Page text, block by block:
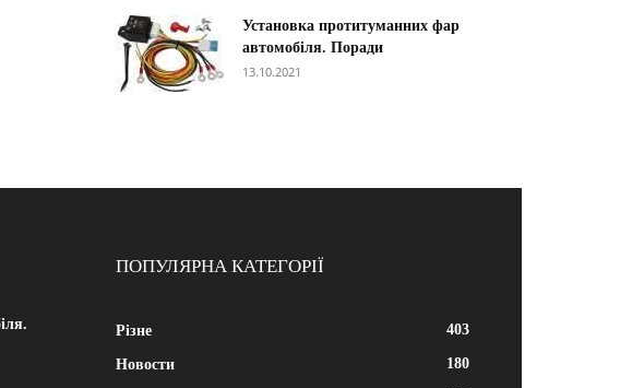
Установка протитуманних фар
автомобіля. Поради
13.10.2021
ПОПУЛЯРНА КАТЕГОРІЇ
Різне 403
Новости 180